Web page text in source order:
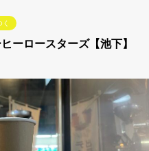
く
ーロースターズ【池下】